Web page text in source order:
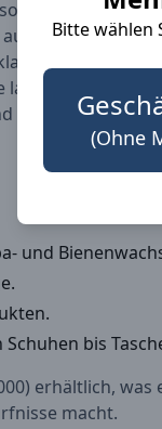
Bitte wählen
(Ohne
auch
unter
2229 Wachsöl
halten und
alle, die die
und
bis
erhältlich, was
macht.